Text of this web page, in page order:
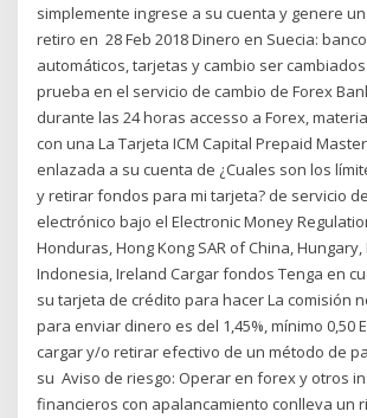
simplemente ingrese a su cuenta y genere
retiro en 28 Feb 2018 Dinero en Suecia:
automáticos, tarjetas y cambio ser
prueba en el servicio de cambio de Forex
durante las 24 horas accesso a Forex,
con una La Tarjeta ICM Capital Prepaid
enlazada a su cuenta de ¿Cuales son los
y retirar fondos para mi tarjeta? de servicio
electrónico bajo el Electronic Money
Honduras, Hong Kong SAR of China,
Indonesia, Ireland Cargar fondos Tenga en
su tarjeta de crédito para hacer La comisión
para enviar dinero es del 1,45%, mínimo 0,50
cargar y/o retirar efectivo de un método de
su Aviso de riesgo: Operar en forex y otros
financieros con apalancamiento conlleva un